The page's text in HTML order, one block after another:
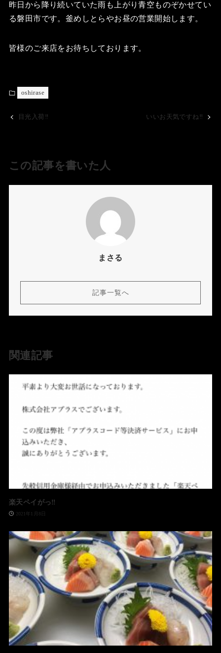
昨日から降り続いていた雨も上がり青空ものぞかせてい
る磐田市です。釜めしとらやお昼の営業開始します。
皆様のご来店をお待ちしております。
oshirase
目光入荷‼️ いいお天気ですね‼️
この記事を書いた人
まさる
記事一覧へ
関連記事
楽天ペイがっ‼️
2021年1月8日